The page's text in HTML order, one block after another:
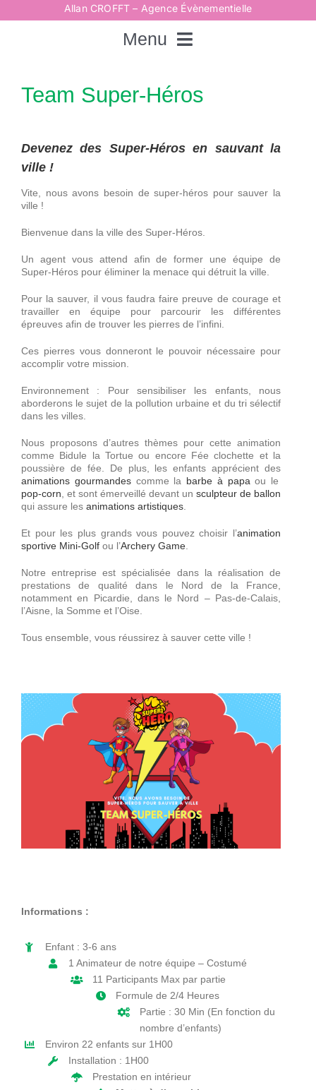
au
Allan CROFFT – Agence Évènementielle
Menu
Rechercher:
Accueil
Spectacles
Techniques
Animations
Décorations
Team Super-Héros
Devenez des Super-Héros en sauvant la
ville !
Vite, nous avons besoin de super-héros pour sauver la
ville !
Bienvenue dans la ville des Super-Héros.
Un agent vous attend afin de former une équipe de
Super-Héros pour éliminer la menace qui détruit la ville.
Pour la sauver, il vous faudra faire preuve de courage et
travailler en équipe pour parcourir les différentes
épreuves afin de trouver les pierres de l’infini.
Ces pierres vous donneront le pouvoir nécessaire pour
accomplir votre mission.
Environnement : Pour sensibiliser les enfants, nous
aborderons le sujet de la pollution urbaine et du tri sélectif
dans les villes.
Nous proposons d’autres thèmes pour cette animation
comme Bidule la Tortue ou encore Fée clochette et la
poussière de fée. De plus, les enfants apprécient des
animations gourmandescomme la barbe à papa ou le
pop-corn , et sont émerveillé devant unsculpteur de ballon
qui assure les animations artistiques.
Et pour les plus grands vous pouvez choisir l’animation
sportive Mini-Golfou l’Archery Game.
Notre entreprise est spécialisée dans la réalisation de
prestations de qualité dans le Nord de la France,
notamment en Picardie, dans le Nord – Pas-de-Calais,
l’Aisne, la Somme et l’Oise.
Tous ensemble, vous réussirez à sauver cette ville !
Informations :
Enfant : 3-6 ans
1 Animateur de notre équipe – Costumé
11 Participants Max par partie
Formule de 2/4 Heures
Partie : 30 Min (En fonction du
nombre d’enfants)
Environ 22 enfants sur 1H00
Installation : 1H00
Prestation en intérieur